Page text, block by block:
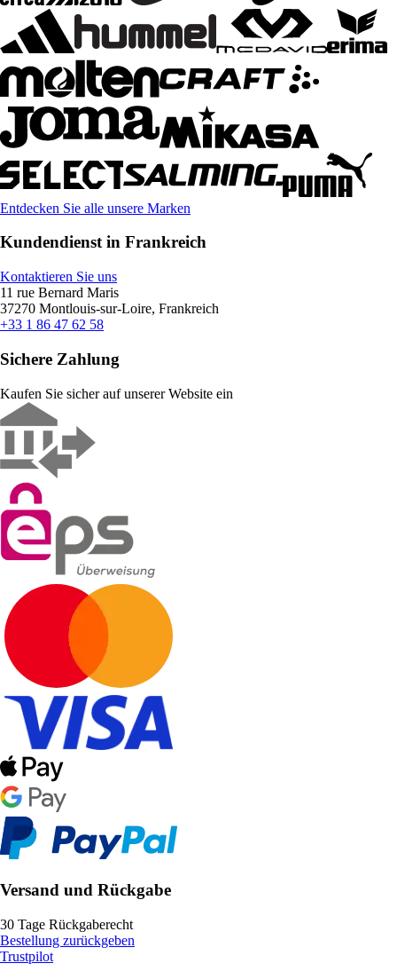
Entdecken Sie alle unsere Marken
Kundendienst in Frankreich
Kontaktieren Sie uns
11 rue Bernard Maris
37270 Montlouis-sur-Loire, Frankreich
+33 1 86 47 62 58
Sichere Zahlung
Kaufen Sie sicher auf unserer Website ein
Versand und Rückgabe
30 Tage Rückgaberecht
Bestellung zurückgeben
Trustpilot